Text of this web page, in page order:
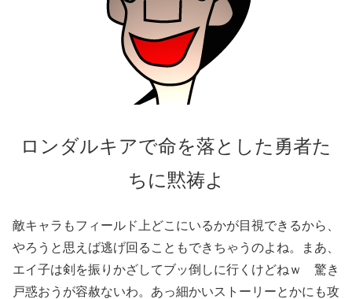
ロンダルキアで命を落とした勇者た
ちに黙祷よ
敵キャラもフィールド上どこにいるかが目視できるから、
やろうと思えば逃げ回ることもできちゃうのよね。まあ、
エイ子は剣を振りかざしてブッ倒しに行くけどねｗ 驚き
戸惑おうが容赦ないわ。あっ細かいストーリーとかにも攻